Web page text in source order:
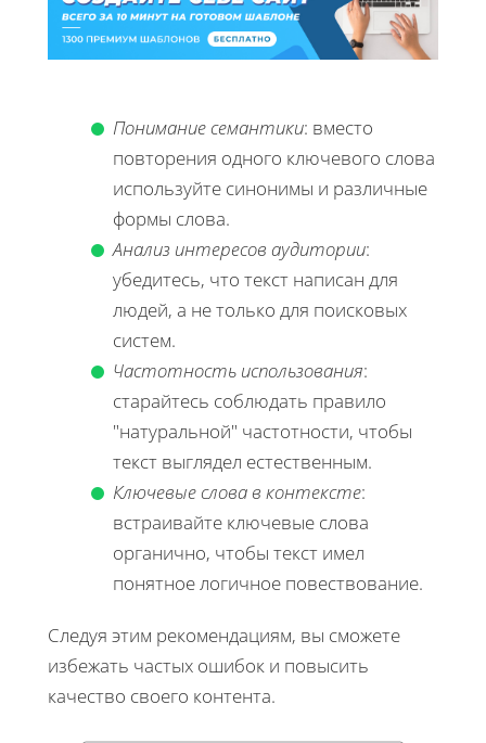
Понимание семантики: вместо
повторения одного ключевого слова
используйте синонимы и различные
формы слова.
Анализ интересов аудитории:
убедитесь, что текст написан для
людей, а не только для поисковых
систем.
Частотность использования:
старайтесь соблюдать правило
"натуральной" частотности, чтобы
текст выглядел естественным.
Ключевые слова в контексте:
встраивайте ключевые слова
органично, чтобы текст имел
понятное логичное повествование.
Следуя этим рекомендациям, вы сможете
избежать частых ошибок и повысить
качество своего контента.